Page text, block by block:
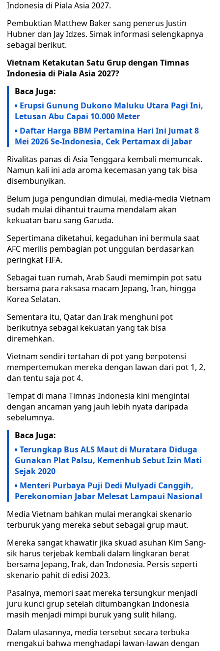
Indonesia di Piala Asia 2027.
Pembuktian Matthew Baker sang penerus Justin
Hubner dan Jay Idzes. Simak informasi selengkapnya
sebagai berikut.
Vietnam Ketakutan Satu Grup dengan Timnas
Indonesia di Piala Asia 2027?
Baca Juga:
Erupsi Gunung Dukono Maluku Utara Pagi Ini,
Letusan Abu Capai 10.000 Meter
Daftar Harga BBM Pertamina Hari Ini Jumat 8
Mei 2026 Se-Indonesia, Cek Pertamax di Jabar
Rivalitas panas di Asia Tenggara kembali memuncak.
Namun kali ini ada aroma kecemasan yang tak bisa
disembunyikan.
Belum juga pengundian dimulai, media-media Vietnam
sudah mulai dihantui trauma mendalam akan
kekuatan baru sang Garuda.
Sepertimana diketahui, kegaduhan ini bermula saat
AFC merilis pembagian pot unggulan berdasarkan
peringkat FIFA.
Sebagai tuan rumah, Arab Saudi memimpin pot satu
bersama para raksasa macam Jepang, Iran, hingga
Korea Selatan.
Sementara itu, Qatar dan Irak menghuni pot
berikutnya sebagai kekuatan yang tak bisa
diremehkan.
Vietnam sendiri tertahan di pot yang berpotensi
mempertemukan mereka dengan lawan dari pot 1, 2,
dan tentu saja pot 4.
Tempat di mana Timnas Indonesia kini mengintai
dengan ancaman yang jauh lebih nyata daripada
sebelumnya.
Baca Juga:
Terungkap Bus ALS Maut di Muratara Diduga
Gunakan Plat Palsu, Kemenhub Sebut Izin Mati
Sejak 2020
Menteri Purbaya Puji Dedi Mulyadi Canggih,
Perekonomian Jabar Melesat Lampaui Nasional
Media Vietnam bahkan mulai merangkai skenario
terburuk yang mereka sebut sebagai grup maut.
Mereka sangat khawatir jika skuad asuhan Kim Sang-
sik harus terjebak kembali dalam lingkaran berat
bersama Jepang, Irak, dan Indonesia. Persis seperti
skenario pahit di edisi 2023.
Pasalnya, memori saat mereka tersungkur menjadi
juru kunci grup setelah ditumbangkan Indonesia
masih menjadi mimpi buruk yang sulit hilang.
Dalam ulasannya, media tersebut secara terbuka
mengakui bahwa menghadapi lawan-lawan dengan